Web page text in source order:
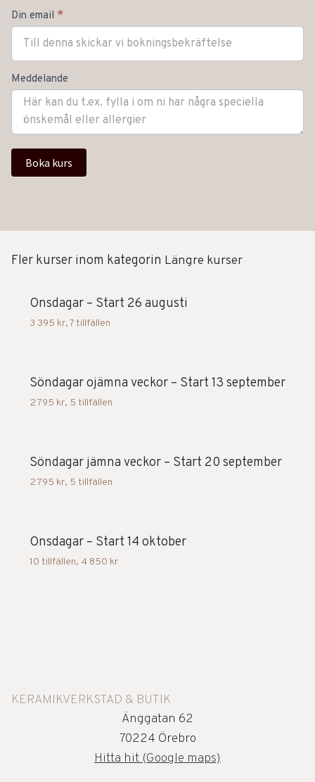
Din email *
Meddelande
Boka kurs
Fler kurser inom kategorin Längre kurser
Onsdagar – Start 26 augusti
3 395 kr,7 tillfällen
Söndagar ojämna veckor – Start 13 september
2 795 kr, 5 tillfällen
Söndagar jämna veckor – Start 20 september
2 795 kr, 5 tillfällen
Onsdagar – Start 14 oktober
10 tillfällen, 4 850 kr
KERAMIKVERKSTAD & BUTIK
Änggatan 62
70224 Örebro
Hitta hit (Google maps)